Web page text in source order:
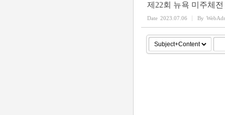
제22회 뉴욕 미주체
Date 2023.07.06 By